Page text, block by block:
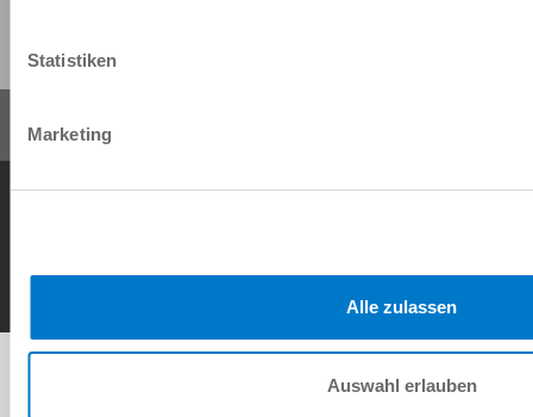
Statistiken
Marketing
Alle zulassen
Auswahl erlauben